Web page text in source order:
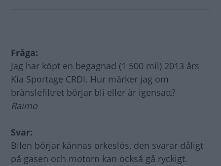
Fråga:
Jag har köpt en begagnad (1 500 mil) 2013 års
Kia Sportage CRDI. Hur märker jag om
bränslefiltret börjar bli eller är igensatt?
Raimo
Svar:
Bilen börjar kännas orkeslös, den svarar dåligt
på gasen och motorn kan också gå ryckigt.